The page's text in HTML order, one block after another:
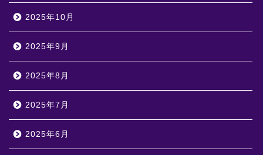
2025年10月
2025年9月
2025年8月
2025年7月
2025年6月